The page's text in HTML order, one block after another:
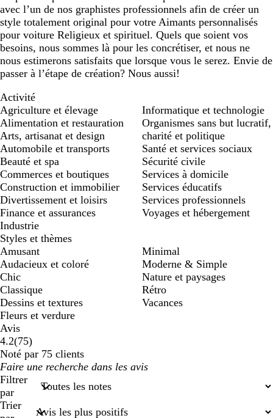
avec l’un de nos graphistes professionnels afin de créer un
style totalement original pour votre Aimants personnalisés
pour voiture Religieux et spirituel. Quels que soient vos
besoins, nous sommes là pour les concrétiser, et nous ne
nous estimerons satisfaits que lorsque vous le serez. Envie de
passer à l’étape de création? Nous aussi!
Activité
Agriculture et élevage
Alimentation et restauration
Arts, artisanat et design
Automobile et transports
Beauté et spa
Commerces et boutiques
Construction et immobilier
Divertissement et loisirs
Finance et assurances
Industrie
Informatique et technologie
Organismes sans but lucratif,
charité et politique
Santé et services sociaux
Sécurité civile
Services à domicile
Services éducatifs
Services professionnels
Voyages et hébergement
Styles et thèmes
Amusant
Audacieux et coloré
Chic
Classique
Dessins et textures
Fleurs et verdure
Minimal
Moderne & Simple
Nature et paysages
Rétro
Vacances
Avis
4.2(7575
avis
)
Noté par 75 clients
Mes
saisies
de
recherche
Filtrer
par
Trier